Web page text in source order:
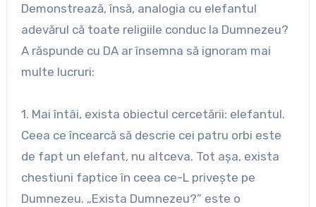
Demonstrează, însă, analogia cu elefantul
adevărul că toate religiile conduc la Dumnezeu?
A răspunde cu DA ar însemna să ignoram mai
multe lucruri:
1. Mai întâi, exista obiectul cercetării: elefantul.
Ceea ce încearcă să descrie cei patru orbi este
de fapt un elefant, nu altceva. Tot aşa, exista
chestiuni faptice în ceea ce-L priveşte pe
Dumnezeu. „Exista Dumnezeu?” este o